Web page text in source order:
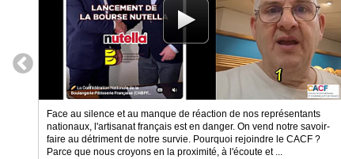
Agenda
​Face au silence et au manque de réaction de nos représentants
nationaux, l'artisanat français est en danger. On vend notre savoir-
faire au détriment de notre survie. ​Pourquoi rejoindre le CACF ?
Parce que nous croyons en la proximité, à l'écoute et ...